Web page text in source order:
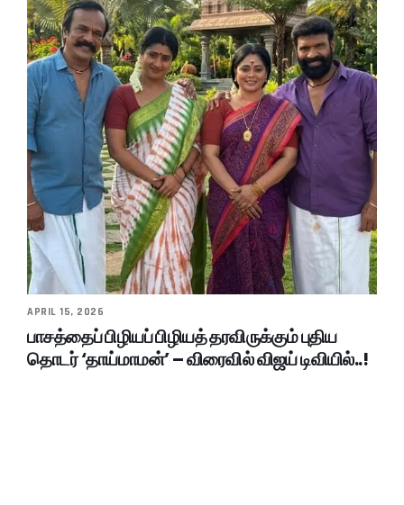
APRIL 15, 2026
பாசத்தைப் பிழியப் பிழியத் தரவிருக்கும் புதிய
தொடர் ‘தாய்மாமன்’ – விரைவில் விஜய் டிவியில்..!